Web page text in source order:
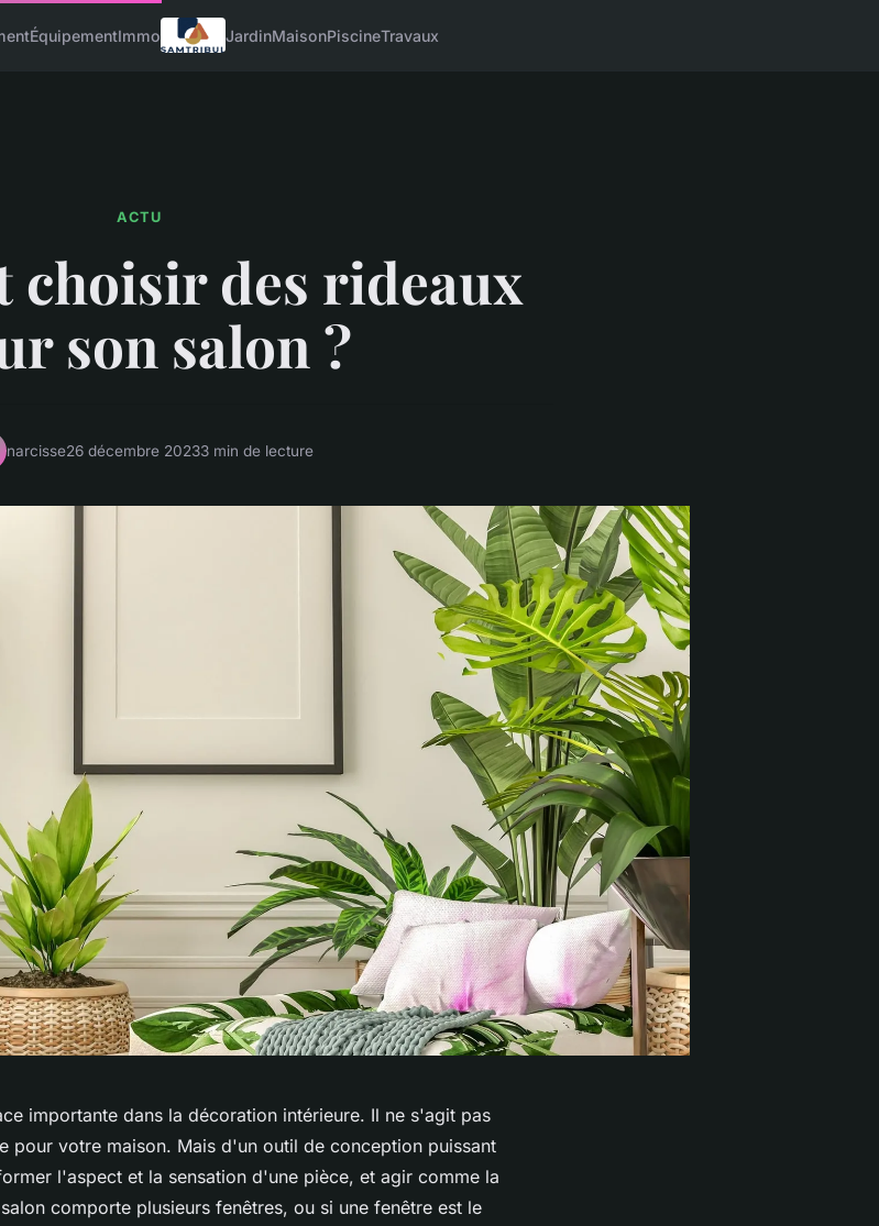
ÉquipementImmo JardinMaisonPiscineTravaux
ACTU
choisir des rideaux
son salon ?
narcisse26 décembre 20233 min de lecture
importante dans la décoration intérieure. Il ne s'agit pas
pour votre maison. Mais d'un outil de conception puissant
l'aspect et la sensation d'une pièce, et agir comme la
comporte plusieurs fenêtres, ou si une fenêtre est le